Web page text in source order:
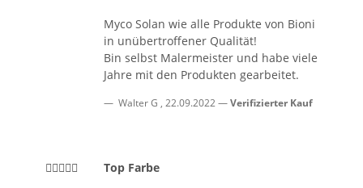
Myco Solan wie alle Produkte von Bioni
in unübertroffener Qualität!
Bin selbst Malermeister und habe viele
Jahre mit den Produkten gearbeitet.
Walter G , 22.09.2022 Verifizierter Kauf
Top Farbe